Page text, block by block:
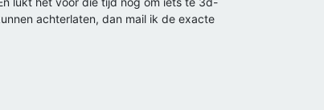
achterlaten, dan mail ik de exacte